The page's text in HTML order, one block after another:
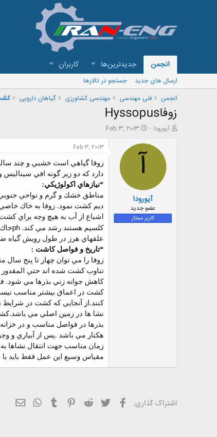
انجمن جدیدترین‌ها کاربران
ارسال های جدید
جستجو در تالارها
انجمن
فنی مهندسی مهندسی کشاورزی گیاهان دارویی
زوفاHyssopus
ش
و
ض
آیورودا
ت
ر
ی
و
ع
Feb 3, 2013
آ
آیورودا
عضو جدید
کاربر ممتاز
Feb 3, 2013
زوفا گياهي است خشبي و چند
دارد كه دو زير گونه افي
*نيازهاي اكولوژيكي:
مناطق خشك و گرم و نواحي جنوبي
ديم كشت نمود. زوفا به خاك خاصي
اشباع از آب به هيچ وجه براي
كلسيم هستند رشد مي كند. ph
علفهاي هرز در طول رويش گياه
*تاريخ و فواصل كاشت :
زوفا را مي توان چهار تا پنج
تناوب كشت شده اند حتي
كاهش جوانه زني بذرها مي شود.
كشت در اعماق بيشتر مناسب نيست
كنند. از آنجايي كه كشت در
نشا ها در زمين اصلي مي
هكتار مي باشد .
زمان مناسب جهت انتقال نشاها به
مقياس وسيع اين عمل فقط بايد با
اشتراک گذاری: فیسبوکتویتر Reddit
Pinterest
Tumblr
WhatsApp